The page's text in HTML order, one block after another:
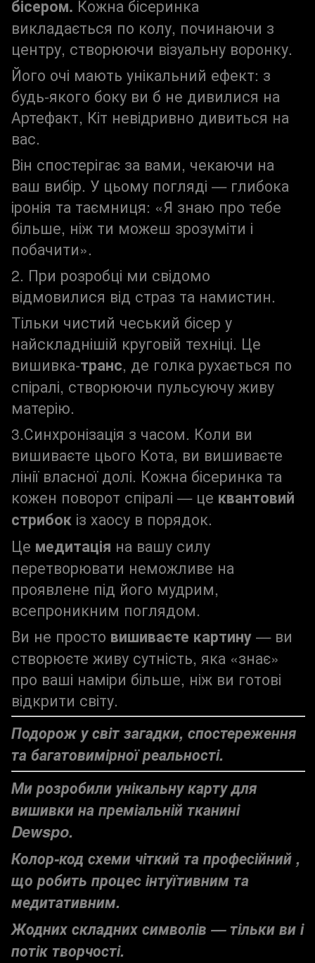
бісером. Кожна бісеринка
викладається по колу, починаючи з
центру, створюючи візуальну воронку.
Його очі мають унікальний ефект: з
будь-якого боку ви б не дивилися на
Артефакт, Кіт невідривно дивиться на
вас.
Він спостерігає за вами, чекаючи на
ваш вибір. У цьому погляді — глибока
іронія та таємниця: «Я знаю про тебе
більше, ніж ти можеш зрозуміти і
побачити».
2. При розробці ми свідомо
відмовилися від страз та намистин.
Тільки чистий чеський бісер у
найскладнішій круговій техніці. Це
вишивка-транс, де голка рухається по
спіралі, створюючи пульсуючу живу
матерію.
3.Синхронізація з часом. Коли ви
вишиваєте цього Кота, ви вишиваєте
лінії власної долі. Кожна бісеринка та
кожен поворот спіралі — це квантовий
стрибок із хаосу в порядок.
Це медитація на вашу силу
перетворювати неможливе на
проявлене під його мудрим,
всепроникним поглядом.
Ви не просто вишиваєте картину — ви
створюєте живу сутність, яка «знає»
про ваші наміри більше, ніж ви готові
відкрити світу.
Подорож у світ загадки, спостереження
та багатовимірної реальності.
Ми розробили унікальну карту для
вишивки на преміальній тканині
Dewspo.
Колор-код схеми чіткий та професійний ,
що робить процес інтуїтивним та
медитативним.
Жодних складних символів — тільки ви і
потік творчості.